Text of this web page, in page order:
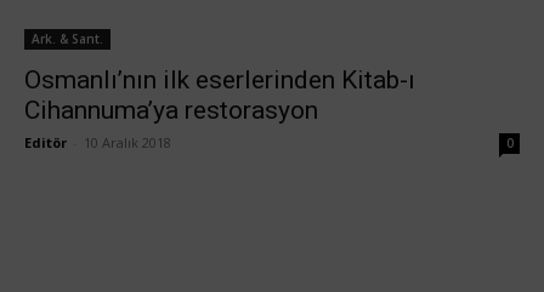
Ark. & Sant.
Osmanlı’nın ilk eserlerinden Kitab-ı
Cihannuma’ya restorasyon
Editör 10 Aralık 2018 0